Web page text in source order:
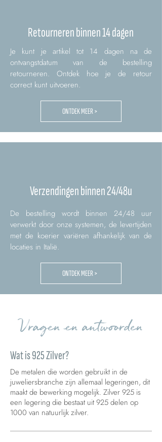
Retourneren binnen 14 dagen
Je kunt je artikel tot 14 dagen na de
ontvangstdatum van de bestelling
retourneren. Ontdek hoe je de retour
correct kunt uitvoeren.
ONTDEK MEER >
Verzendingen binnen 24/48u
De bestelling wordt binnen 24/48 uur
verwerkt door onze systemen, de levertijden
met de koerier variëren afhankelijk van de
locaties in Italië.
ONTDEK MEER >
Vragen en antwoorden
Wat is 925 Zilver?
De metalen die worden gebruikt in de
juweliersbranche zijn allemaal legeringen, dit
maakt de bewerking mogelijk. Zilver 925 is
een legering die bestaat uit 925 delen op
1000 van natuurlijk zilver.